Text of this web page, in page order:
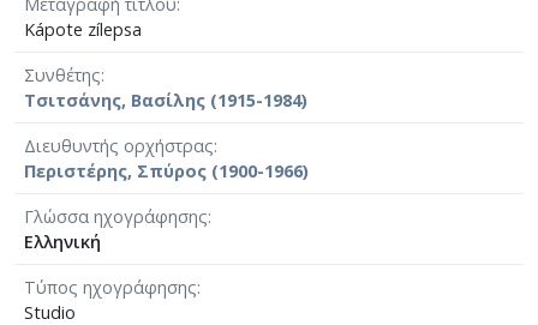
Kápote zílepsa
Συνθέτης
Τσιτσάνης, Βασίλης (1915-1984)
Διευθυντής ορχήστρας
Περιστέρης, Σπύρος (1900-1966)
Γλώσσα ηχογράφησης
Ελληνική
Τύπος ηχογράφησης
Studio